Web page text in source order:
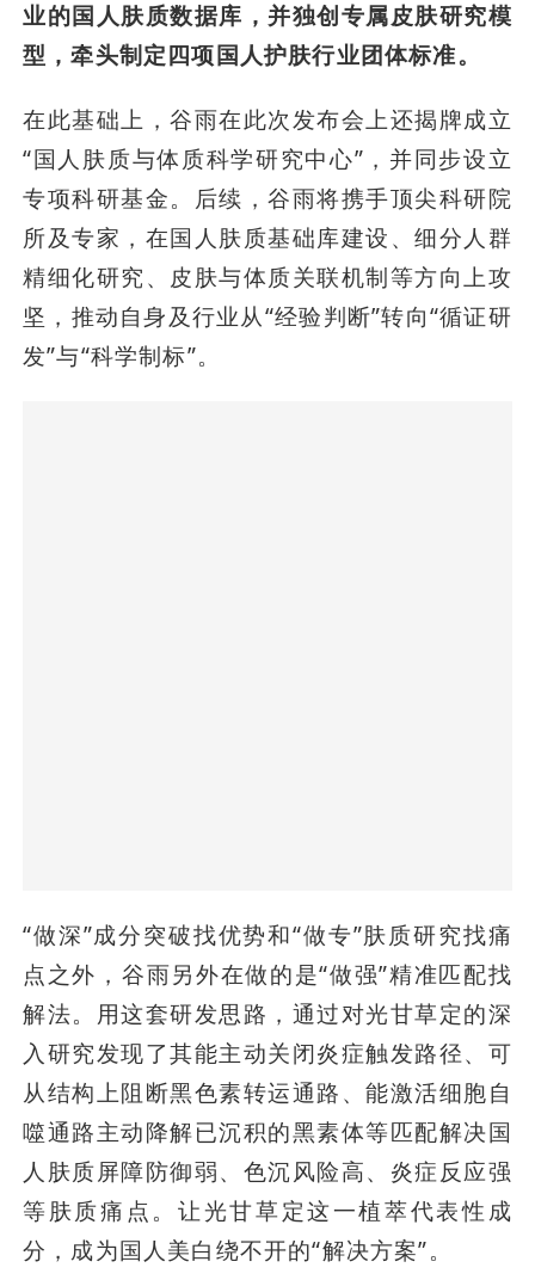
业的国人肤质数据库，并独创专属皮肤研究模
型，牵头制定四项国人护肤行业团体标准。
在此基础上，谷雨在此次发布会上还揭牌成立
“国人肤质与体质科学研究中心”，并同步设立
专项科研基金。后续，谷雨将携手顶尖科研院
所及专家，在国人肤质基础库建设、细分人群
精细化研究、皮肤与体质关联机制等方向上攻
坚，推动自身及行业从“经验判断”转向“循证研
发”与“科学制标”。
“做深”成分突破找优势和“做专”肤质研究找痛
点之外，谷雨另外在做的是“做强”精准匹配找
解法。用这套研发思路，通过对光甘草定的深
入研究发现了其能主动关闭炎症触发路径、可
从结构上阻断黑色素转运通路、能激活细胞自
噬通路主动降解已沉积的黑素体等匹配解决国
人肤质屏障防御弱、色沉风险高、炎症反应强
等肤质痛点。让光甘草定这一植萃代表性成
分，成为国人美白绕不开的“解决方案”。